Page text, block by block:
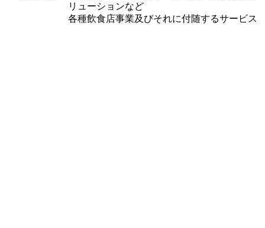
リューションなど
各種飲食店事業及びそれに付随するサービス